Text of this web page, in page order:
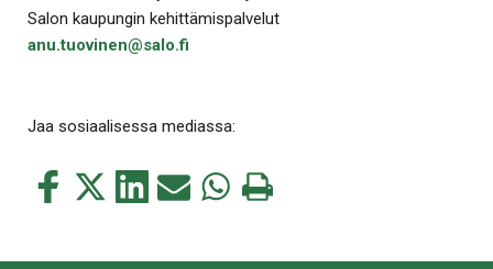
Salon kaupungin kehittämispalvelut
anu.tuovinen@salo.fi
Jaa sosiaalisessa mediassa:
Jaa
Jaa
Jaa Jaa Jaa Tulosta